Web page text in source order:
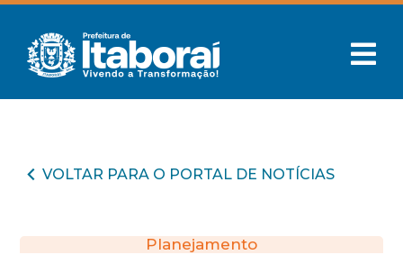
VOLTAR PARA O PORTAL DE NOTÍCIAS
Planejamento